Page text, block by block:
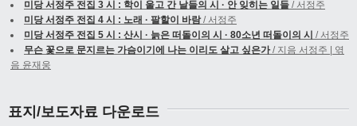
미당 서정주 전집 3 시 : 학이 울고 간 날들의 시 · 안 잊히는 일들 / 서정주
미당 서정주 전집 4 시 : 노래 · 팔할이 바람/ 서정주
미당 서정주 전집 5 시 : 산시 · 늙은 떠돌이의 시 · 80소년 떠돌이의 시 / 서정주
무슨 꽃으로 문지르는 가슴이기에 나는 이리도 살고 싶은가/ 지음 서정주 | 엮
음 윤재웅
표지/보도자료 다운로드